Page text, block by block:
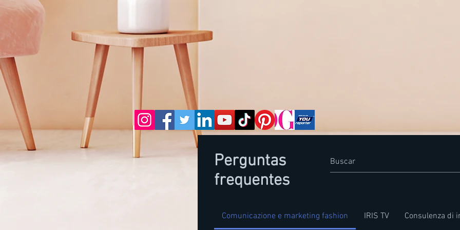
Perguntas
frequentes
Comunicazione e marketing fashion IRIS TV Consulenza di